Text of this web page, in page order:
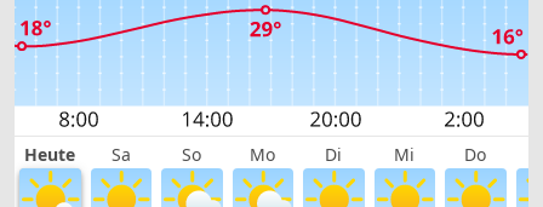
Heute Sa So Mo Di Mi Do